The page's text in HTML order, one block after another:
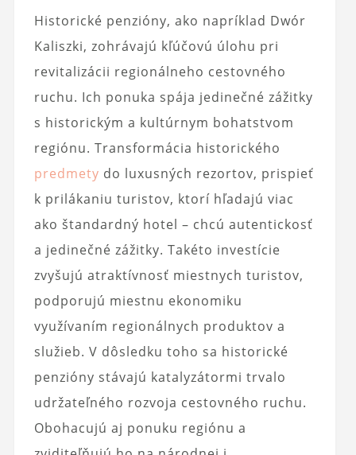
Historické penzióny, ako napríklad Dwór
Kaliszki, zohrávajú kľúčovú úlohu pri
revitalizácii regionálneho cestovného
ruchu. Ich ponuka spája jedinečné zážitky
s historickým a kultúrnym bohatstvom
regiónu. Transformácia historického
predmety do luxusných rezortov, prispieť
k prilákaniu turistov, ktorí hľadajú viac
ako štandardný hotel – chcú autentickosť
a jedinečné zážitky. Takéto investície
zvyšujú atraktívnosť miestnych turistov,
podporujú miestnu ekonomiku
využívaním regionálnych produktov a
služieb. V dôsledku toho sa historické
penzióny stávajú katalyzátormi trvalo
udržateľného rozvoja cestovného ruchu.
Obohacujú aj ponuku regiónu a